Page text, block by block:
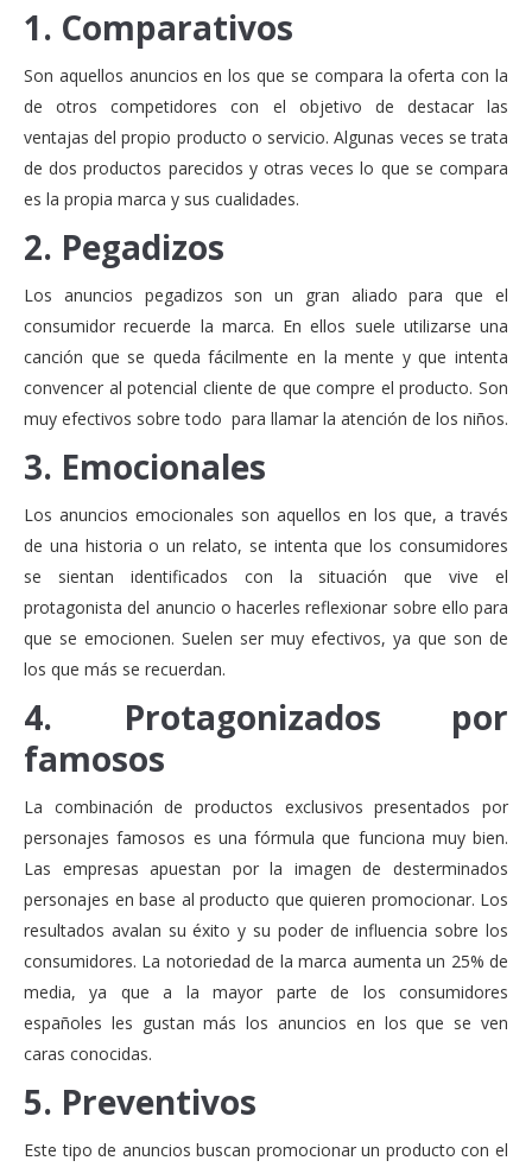
1. Comparativos
Son aquellos anuncios en los que se compara la oferta con la
de otros competidores con el objetivo de destacar las
ventajas del propio producto o servicio. Algunas veces se trata
de dos productos parecidos y otras veces lo que se compara
es la propia marca y sus cualidades.
2. Pegadizos
Los anuncios pegadizos son un gran aliado para que el
consumidor recuerde la marca. En ellos suele utilizarse una
canción que se queda fácilmente en la mente y que intenta
convencer al potencial cliente de que compre el producto. Son
muy efectivos sobre todo para llamar la atención de los niños.
3. Emocionales
Los anuncios emocionales son aquellos en los que, a través
de una historia o un relato, se intenta que los consumidores
se sientan identificados con la situación que vive el
protagonista del anuncio o hacerles reflexionar sobre ello para
que se emocionen. Suelen ser muy efectivos, ya que son de
los que más se recuerdan.
4. Protagonizados por
famosos
La combinación de productos exclusivos presentados por
personajes famosos es una fórmula que funciona muy bien.
Las empresas apuestan por la imagen de desterminados
personajes en base al producto que quieren promocionar. Los
resultados avalan su éxito y su poder de influencia sobre los
consumidores. La notoriedad de la marca aumenta un 25% de
media, ya que a la mayor parte de los consumidores
españoles les gustan más los anuncios en los que se ven
caras conocidas.
5. Preventivos
Este tipo de anuncios buscan promocionar un producto con el